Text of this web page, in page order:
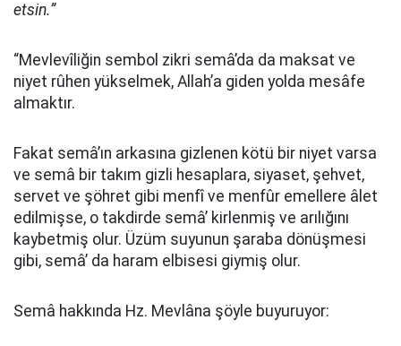
etsin.”
“Mevlevîliğin sembol zikri semâ’da da maksat ve
niyet rûhen yükselmek, Allah’a giden yolda mesâfe
almaktır.
Fakat semâ’ın arkasına gizlenen kötü bir niyet varsa
ve semâ bir takım gizli hesaplara, siyaset, şehvet,
servet ve şöhret gibi menfî ve menfûr emellere âlet
edilmişse, o takdirde semâ’ kirlenmiş ve arılığını
kaybetmiş olur. Üzüm suyunun şaraba dönüşmesi
gibi, semâ’ da haram elbisesi giymiş olur.
Semâ hakkında Hz. Mevlâna şöyle buyuruyor: